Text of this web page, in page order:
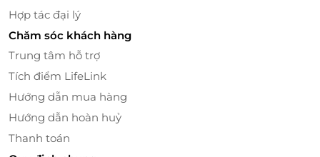
ấm cúng và được trang bị hệ thống máy móc, cơ sở
vật chất hiện đại, mang đến cho quý khách những
trải nghiệm tuyệt vời, thư giãn và thoải mái nhất. Spa
quy tụ đội ngũ nhân viên và kỹ thuật viên chuyên
nghiệp, tay nghề cao với phong cách phục vụ thân
hàng.
Hợp tác đại lý
Chăm sóc khách hàng
Trung tâm hỗ trợ
Tích điểm LifeLink
Hướng dẫn mua hàng
Hướng dẫn hoàn huỷ
Thanh toán